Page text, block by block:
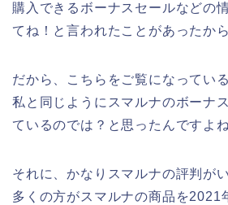
購入できるボーナスセールなどの
てね！と言われたことがあったから
だから、こちらをご覧になってい
私と同じようにスマルナのボーナ
ているのでは？と思ったんですよね
それに、かなりスマルナの評判が
多くの方がスマルナの商品を2021